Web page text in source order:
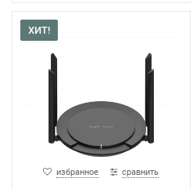
ХИТ!
избранное сравнить